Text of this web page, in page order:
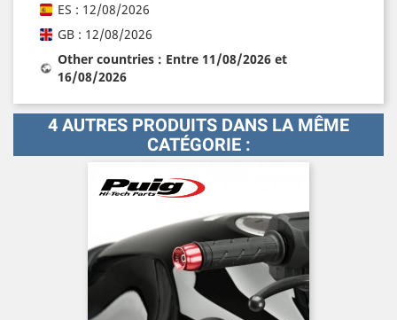
ES : 12/08/2026
GB : 12/08/2026
Other countries : Entre 11/08/2026 et
16/08/2026
4 AUTRES PRODUITS DANS LA MÊME
CATÉGORIE :